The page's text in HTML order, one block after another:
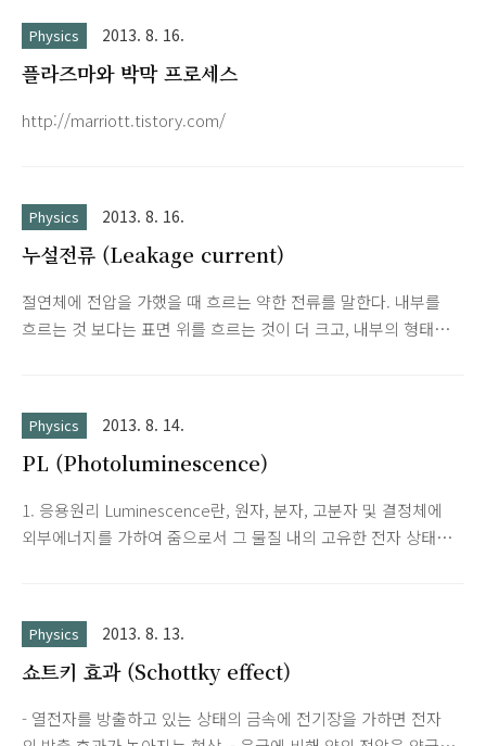
Physics 2013. 8. 16.
플라즈마와 박막 프로세스
http://marriott.tistory.com/
Physics 2013. 8. 16.
누설전류 (Leakage current)
절연체에 전압을 가했을 때 흐르는 약한 전류를 말한다. 내부를
흐르는 것 보다는 표면 위를 흐르는 것이 더 크고, 내부의 형태와
며, 이것을 표면 누설전류라 한다. 내부상태나 표면의 상태 ·형상
에 따라 크게 차이가 난다. 옴의 법칙에서 벗어나는 수가 많으며,
내부온도나 표면의 습도 등 주위의 조건에 의해서도 좌우된다. 다
(reverse bias)를 하면 전류가 거의 흐르지 않지만, 표면 누설전
류(surface leakage current)와 소수캐리어(minority carrier)에
Physics 2013. 8. 14.
PL (Photoluminescence)
1. 응용원리 Luminescence란, 원자, 분자, 고분자 및 결정체에
외부에너지를 가하여 줌으로서 그 물질 내의 고유한 전자 상태간
다. 즉 luminescence는 전자를 여기시키는 외부 에너지의 종류
에 따라 구분되는데, PL은 laser와 같은 단색광의 photon 에너
지를 이용한 luminescence의 한 종류이다. luminescence 현상
반도체의 경우 PL의 관점에서 그 과정을 살펴보면 다음과 같이
Physics 2013. 8. 13.
쇼트키 효과 (Schottky effect)
- 열전자를 방출하고 있는 상태의 금속에 전기장을 가하면 전자